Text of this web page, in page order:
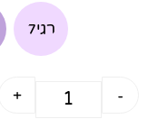
רגיל
-
+